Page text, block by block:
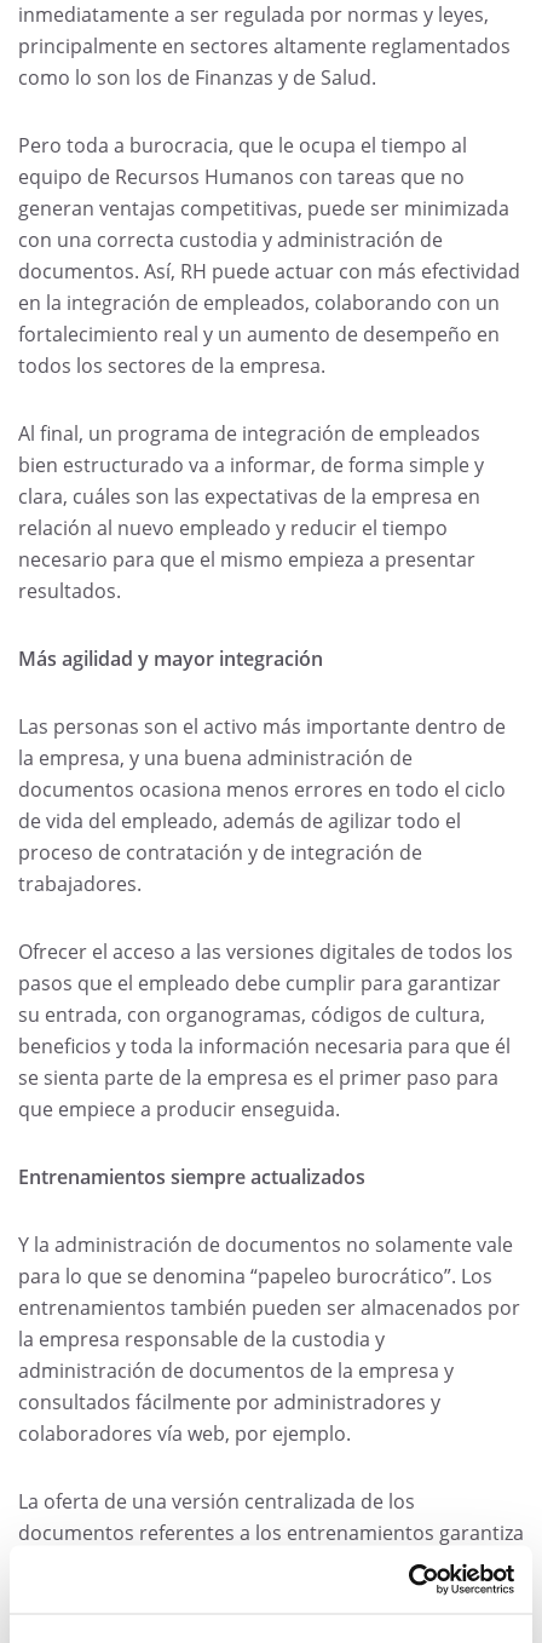
inmediatamente a ser regulada por normas y leyes,
principalmente en sectores altamente reglamentados
como lo son los de Finanzas y de Salud.
Pero toda a burocracia, que le ocupa el tiempo al
equipo de Recursos Humanos con tareas que no
generan ventajas competitivas, puede ser minimizada
con una correcta custodia y administración de
documentos. Así, RH puede actuar con más efectividad
en la integración de empleados, colaborando con un
fortalecimiento real y un aumento de desempeño en
todos los sectores de la empresa.
Al final, un programa de integración de empleados
bien estructurado va a informar, de forma simple y
clara, cuáles son las expectativas de la empresa en
relación al nuevo empleado y reducir el tiempo
necesario para que el mismo empieza a presentar
resultados.
Más agilidad y mayor integración
Las personas son el activo más importante dentro de
la empresa, y una buena administración de
documentos ocasiona menos errores en todo el ciclo
de vida del empleado, además de agilizar todo el
proceso de contratación y de integración de
trabajadores.
Ofrecer el acceso a las versiones digitales de todos los
pasos que el empleado debe cumplir para garantizar
su entrada, con organogramas, códigos de cultura,
beneficios y toda la información necesaria para que él
se sienta parte de la empresa es el primer paso para
que empiece a producir enseguida.
Entrenamientos siempre actualizados
Y la administración de documentos no solamente vale
para lo que se denomina “papeleo burocrático”. Los
entrenamientos también pueden ser almacenados por
la empresa responsable de la custodia y
administración de documentos de la empresa y
consultados fácilmente por administradores y
colaboradores vía web, por ejemplo.
La oferta de una versión centralizada de los
documentos referentes a los entrenamientos garantiza
su actualización y la consistencia de los contenidos,
creando una matriz de entrenamiento estándar.